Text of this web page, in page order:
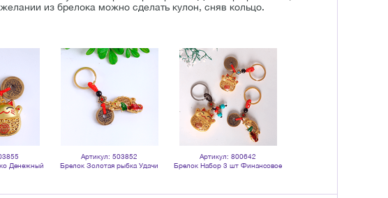
из брелока можно сделать кулон, сняв кольцо.
Денежный
Артикул: 503852
Брелок Золотая рыбка Удачи
Артикул: 800642
Брелок Набор 3 шт Финансовое